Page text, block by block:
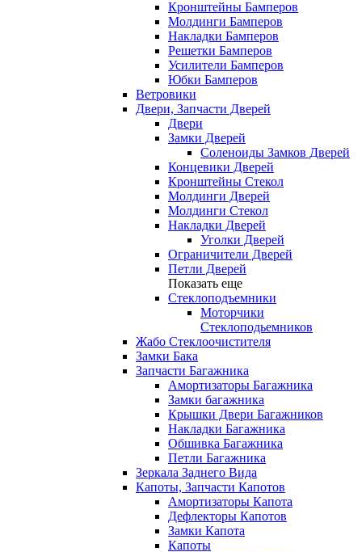
Кронштейны Бамперов
Молдинги Бамперов
Накладки Бамперов
Решетки Бамперов
Усилители Бамперов
Юбки Бамперов
Ветровики
Двери, Запчасти Дверей
Двери
Замки Дверей
Соленоиды Замков Дверей
Концевики Дверей
Кронштейны Стекол
Молдинги Дверей
Молдинги Стекол
Накладки Дверей
Уголки Дверей
Ограничители Дверей
Петли Дверей
Показать еще
Стеклоподъемники
Моторчики
Стеклоподьемников
Жабо Стеклоочистителя
Замки Бака
Запчасти Багажника
Амортизаторы Багажника
Замки багажника
Крышки Двери Багажников
Накладки Багажника
Обшивка Багажника
Петли Багажника
Зеркала Заднего Вида
Капоты, Запчасти Капотов
Амортизаторы Капота
Дефлекторы Капотов
Замки Капота
Капоты